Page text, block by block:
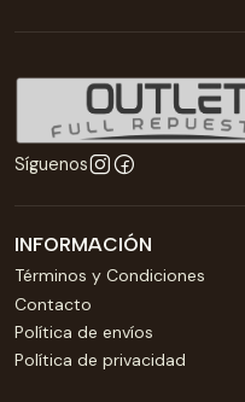
Síguenos
INFORMACIÓN
Términos y Condiciones
Contacto
Política de envíos
Política de privacidad